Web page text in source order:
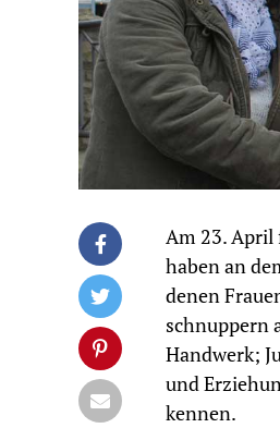
Am 23. April
haben an
denen
schnuppern
Handwerk;
und
kennen.